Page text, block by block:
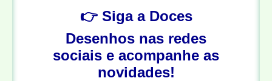
👉 Siga a Doces
Desenhos nas redes
sociais e acompanhe as
novidades!